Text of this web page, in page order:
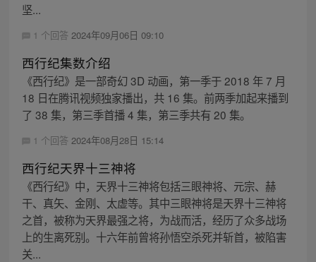
坚...
1 个回答 2024年09月06日 09:10
西行纪集数介绍
《西行纪》是一部奇幻 3D 动画，第一季于 2018 年 7 月
18 日在腾讯视频独家播出，共 16 集。前两季加起来播到
了 38 集，第三季首播 4 集，第三季共有 20 集。
1 个回答 2024年08月28日 15:14
西行纪天界十三神将
《西行纪》中，天界十三神将包括三眼神将、元宗、赫
干、真矢、金刚、太虚等。其中三眼神将是天界十三神将
之首，被称为天界最强之将，为战而活，经历了众多战场
上的生离死别。十六年前曾将孙悟空杀死并斩首，被陷害
关...